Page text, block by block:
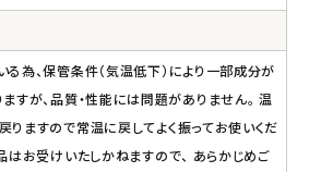
為、保管条件（気温低下）により一部成分が
すが、品質・性能には問題がありません。 温
ますので常温に戻してよく振ってお使いくだ
はお受けいたしかねますので、 あらかじめご